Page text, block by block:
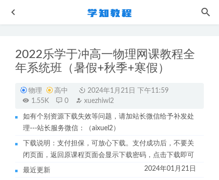
2022乐学于冲高一物理网课教程全
年系统班（暑假+秋季+寒假）
物理 高中
2024年1月21日 下午11:59
1.55K
0 xuezhiwl2
如有个别资源下载失效等问题，请加站长微信给予补发处
理---站长服务微信：（aixuel2）
下载说明：支付担保，可放心下载。支付成功后，不要关
闭页面，返回原课程页面会显示下载密码，点击下载即可
最近更新 2024年01月21日
作业帮2022段瑞莹高三生物复习视频教程+讲义全年班（暑
假+秋季+寒假+春季）
2023-04-13
郑关飞23年高三历史课程+讲义全年班 2023-10-15
李政/康永明高中化学网课2022乐学李政/康永明高一化学教
程全年班（暑秋寒春班）